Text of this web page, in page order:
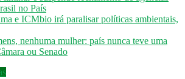
no País
e ICMbio irá paralisar políticas ambientais,
nenhuma mulher: país nunca teve uma
ou Senado